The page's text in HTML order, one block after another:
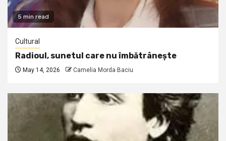
5 min read
Cultural
Radioul, sunetul care nu îmbătrânește
May 14, 2026 Camelia Morda Baciu